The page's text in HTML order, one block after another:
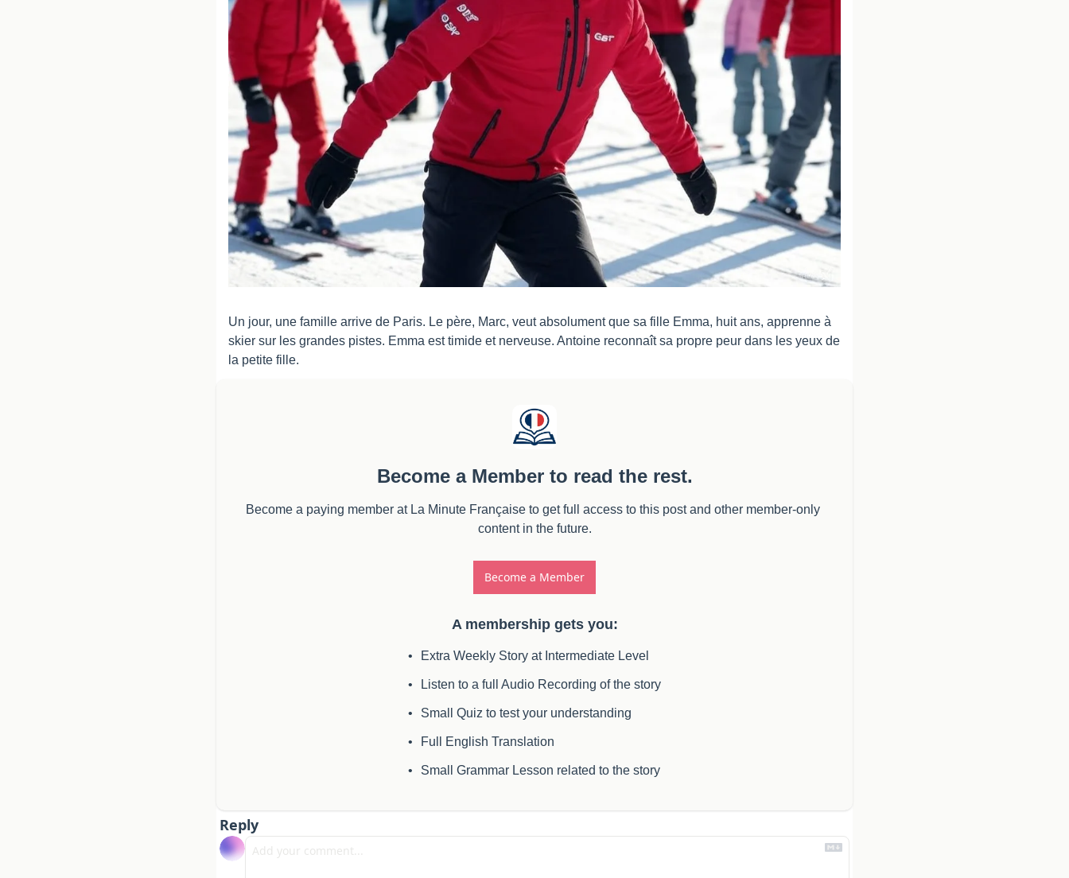
Un jour, une famille arrive de Paris. Le père, Marc, veut absolument que sa fille Emma, huit ans, apprenne à
skier sur les grandes pistes. Emma est timide et nerveuse. Antoine reconnaît sa propre peur dans les yeux de
la petite fille.
Become a Member to read the rest.
Become a paying member at La Minute Française to get full access to this post and other member-only
content in the future.
Become a Member
A membership gets you:
Extra Weekly Story at Intermediate Level
Listen to a full Audio Recording of the story
Small Quiz to test your understanding
Full English Translation
Small Grammar Lesson related to the story
Reply